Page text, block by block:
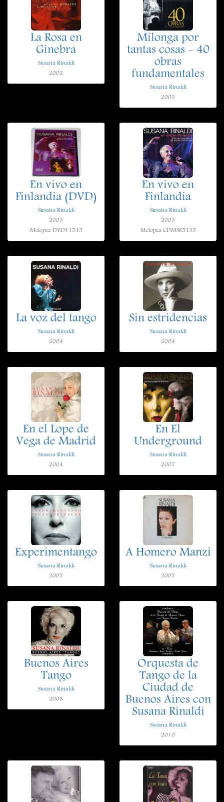
La Rosa en
Ginebra
Susana Rinaldi
2002
Milonga por
tantas cosas - 40
obras
fundamentales
Susana Rinaldi
2003
En vivo en
Finlandia (DVD)
Susana Rinaldi
2003
Melopea DVD11515
En vivo en
Finlandia
Susana Rinaldi
2003
Melopea CDMSE5135
La voz del tango
Susana Rinaldi
2004
Sin estridencias
Susana Rinaldi
2004
En el Lope de
Vega de Madrid
Susana Rinaldi
2004
En El
Underground
Susana Rinaldi
2007
Experimentango
Susana Rinaldi
2007
A Homero Manzi
Susana Rinaldi
2007
Buenos Aires
Tango
Susana Rinaldi
2008
Orquesta de
Tango de la
Ciudad de
Buenos Aires con
Susana Rinaldi
Susana Rinaldi
2010